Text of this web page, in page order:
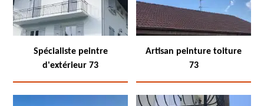
Spécialiste peintre
d'extérieur 73
Artisan peinture toiture
73